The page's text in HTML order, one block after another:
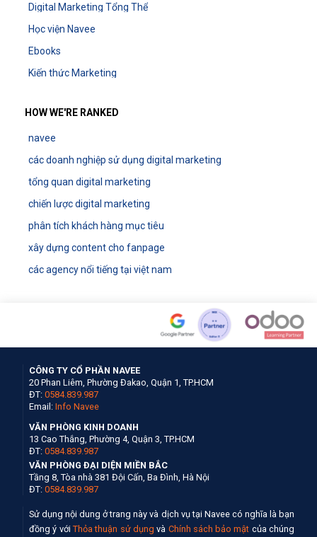
Digital Marketing Tổng Thể
Học viện Navee
Ebooks
Kiến thức Marketing
HOW WE'RE RANKED
navee
các doanh nghiệp sử dụng digital marketing
tổng quan digital marketing
chiến lược digital marketing
phân tích khách hàng mục tiêu
xây dựng content cho fanpage
các agency nổi tiếng tại việt nam
CÔNG TY CỔ PHẦN NAVEE
20 Phan Liêm, Phường Đakao, Quận 1, TP.HCM
ĐT: 0584.839.987
Email: Info Navee
VĂN PHÒNG KINH DOANH
13 Cao Thắng, Phường 4, Quận 3, TP.HCM
ĐT: 0584.839.987
VĂN PHÒNG ĐẠI DIỆN MIỀN BẮC
Tầng 8, Tòa nhà 381 Đội Cấn, Ba Đình, Hà Nội
ĐT: 0584.839.987
Sử dụng nội dung ở trang này và dịch vụ tại Navee có nghĩa là bạn
đồng ý với Thỏa thuận sử dụng và Chính sách bảo mật của chúng